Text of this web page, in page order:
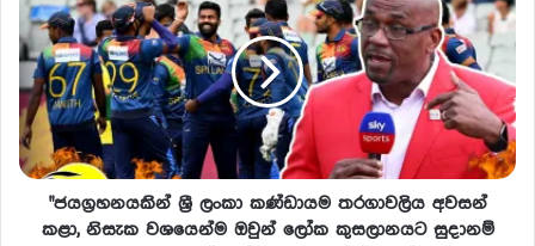
"ජයග්‍රහනයකින් ශ්‍රී ලංකා කණ්ඩායම තරගාවලිය අවසන්
කළා, නිසැක වශයෙන්ම ඔවුන් ලෝක කුසලානයට සුදානම්